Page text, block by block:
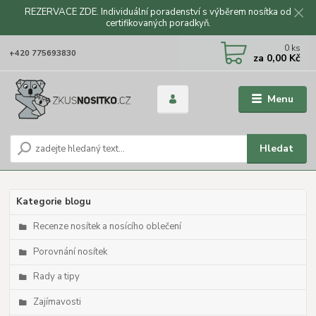
REZERVACE ZDE. Individuální poradenství s výběrem nosítka od
certifikovaných poradkyň.
Menu
Hledat
+420 775693830 0 ks
za 0,00 Kč
Kategorie blogu
Recenze nosítek a nosícího oblečení
Porovnání nosítek
Rady a tipy
Zajímavosti